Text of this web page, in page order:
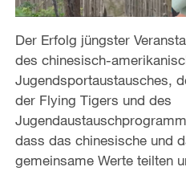
Der Erfolg jüngster
des chinesisch-
Jugendsportaustausches,
der Flying Tigers und des
dass das chinesische und
gemeinsame Werte teilten